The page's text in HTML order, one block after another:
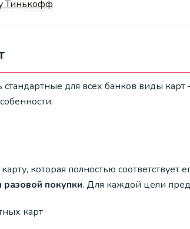
Тинькофф
для всех банков виды карт
которая полностью соответствует
разовой покупки. Для каждой цели
карт